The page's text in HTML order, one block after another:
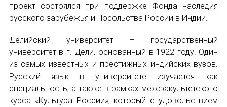
История МАПРЯЛ
Оплата членских взносов МАПРЯЛ
МЕРОПРИЯТИЯ
Мероприятия МАПРЯЛ на 2026 год
проект состоялся при поддержке Фонда наследия
русского зарубежья и Посольства России в Индии.
Делийский университет – государственный
университет в г. Дели, основанный в 1922 году. Один
из самых известных и престижных индийских вузов.
Русский язык в университете изучается как
специальность, а также в рамках межфакультетского
курса «Культура России», который с удовольствием